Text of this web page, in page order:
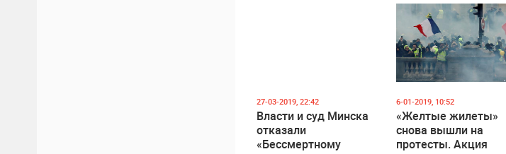
27-03-2019, 22:42
Власти и суд Минска
отказали
«Бессмертному
6-01-2019, 10:52
«Желтые жилеты»
снова вышли на
протесты. Акция